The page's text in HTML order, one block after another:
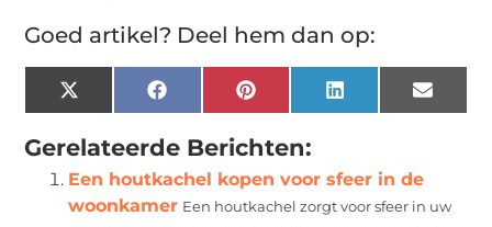
Goed artikel? Deel hem dan op:
X
(Twitter)
FacebookPinterest LinkedIn Email
Gerelateerde Berichten:
Een houtkachel kopen voor sfeer in de
woonkamer Een houtkachel zorgt voor sfeer in uw